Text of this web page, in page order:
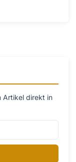
Artikel direkt in